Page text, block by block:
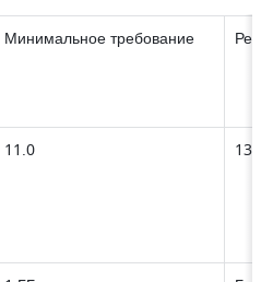
Минимальное требование
11.0